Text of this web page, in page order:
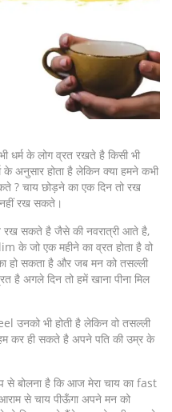
धर्म के लोग व्रत रखते है किसी भी
अनुसार होता है लेकिन क्या हमने कभी
? चाय छोड़ने का एक दिन तो रख
रख सकते।
रख सकते है जैसे की नवरात्री आते है,
के जो एक महीने का व्रत होता है वो
हो सकता है और जब मन को तसल्ली
है अगले दिन तो हमें खाना पीना मिल
उनको भी होती है लेकिन वो तसल्ली
हम कर ही सकते है अपने पति की उम्र के
बोलना है कि आज मेरा चाय का fast
से चाय पीऊँगा अपने मन को